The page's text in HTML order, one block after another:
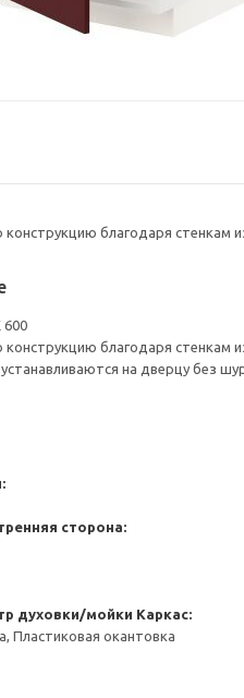
конструкцию благодаря стенкам
600
конструкцию благодаря стенкам
на дверцу без
сторона:
духовки/мойки Каркас:
Пластиковая окантовка